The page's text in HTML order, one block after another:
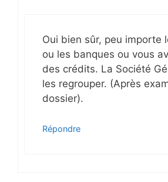
Oui bien sûr, peu importe
ou les banques ou vous
des crédits. La Société
les regrouper. (Après
dossier).
Répondre